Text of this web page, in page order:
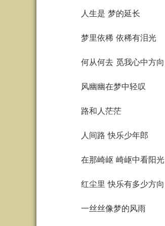
人生是 梦的延长
梦里依稀 依稀有泪光
何从何去 觅我心中方向
风幽幽在梦中轻叹
路和人茫茫
人间路 快乐少年郎
在那崎岖 崎岖中看阳光
红尘里 快乐有多少方向
一丝丝像梦的风雨